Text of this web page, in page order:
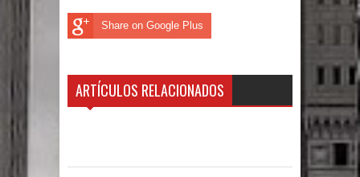
gran parte del territorio nacional
frontera en masa para entrar a
TC declara inconstitucional decreto
Share on Google Plus
ARTÍCULOS RELACIONADOS